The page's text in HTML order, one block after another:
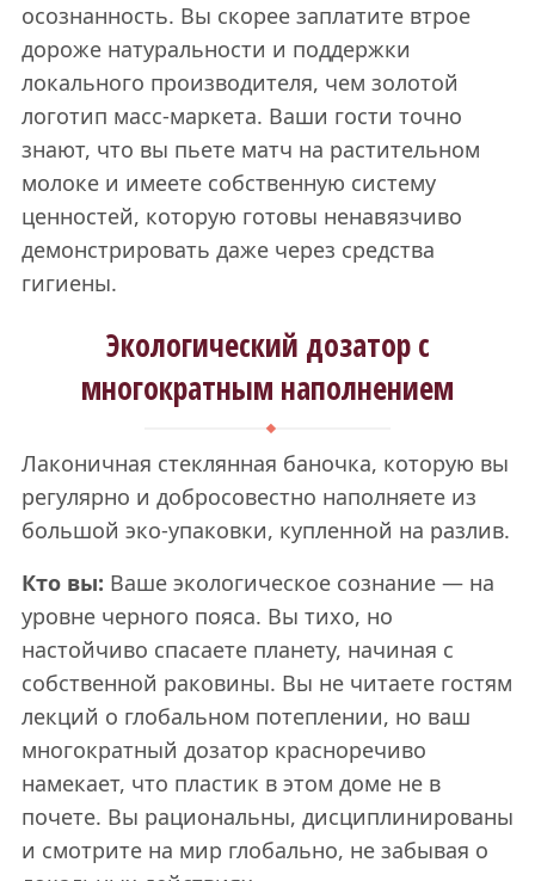
осознанность. Вы скорее заплатите втрое
дороже натуральности и поддержки
локального производителя, чем золотой
логотип масс-маркета. Ваши гости точно
знают, что вы пьете матч на растительном
молоке и имеете собственную систему
ценностей, которую готовы ненавязчиво
демонстрировать даже через средства
гигиены.
Экологический дозатор с
многократным наполнением
Лаконичная стеклянная баночка, которую вы
регулярно и добросовестно наполняете из
большой эко-упаковки, купленной на разлив.
Кто вы: Ваше экологическое сознание — на
уровне черного пояса. Вы тихо, но
настойчиво спасаете планету, начиная с
собственной раковины. Вы не читаете гостям
лекций о глобальном потеплении, но ваш
многократный дозатор красноречиво
намекает, что пластик в этом доме не в
почете. Вы рациональны, дисциплинированы
и смотрите на мир глобально, не забывая о